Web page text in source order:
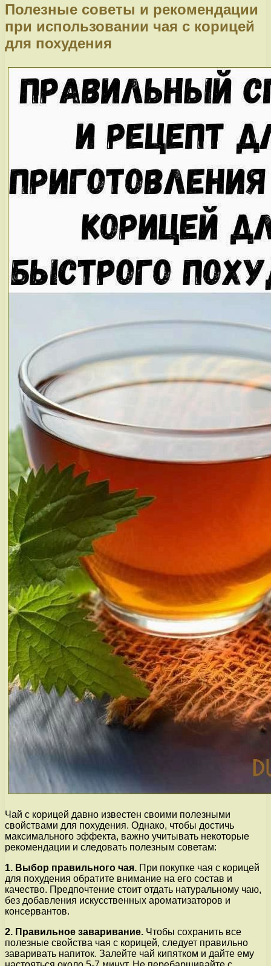
Полезные советы и рекомендации
при использовании чая с корицей
для похудения
Чай с корицей давно известен своими полезными
свойствами для похудения. Однако, чтобы достичь
максимального эффекта, важно учитывать некоторые
рекомендации и следовать полезным советам:
1. Выбор правильного чая. При покупке чая с корицей
для похудения обратите внимание на его состав и
качество. Предпочтение стоит отдать натуральному чаю,
без добавления искусственных ароматизаторов и
консервантов.
2. Правильное заваривание. Чтобы сохранить все
полезные свойства чая с корицей, следует правильно
заваривать напиток. Залейте чай кипятком и дайте ему